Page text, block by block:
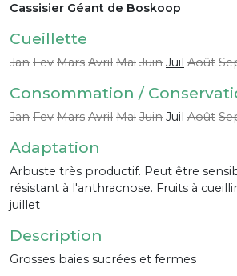
Cassisier Géant de Boskoop
Cueillette
Jan Fev Mars Avril Mai Juin Juil Août
Consommation /
Jan Fev Mars Avril Mai Juin Juil Août
Adaptation
Arbuste très productif. Peut être
résistant à l'anthracnose. Fruits à
juillet
Description
Grosses baies sucrées et fermes